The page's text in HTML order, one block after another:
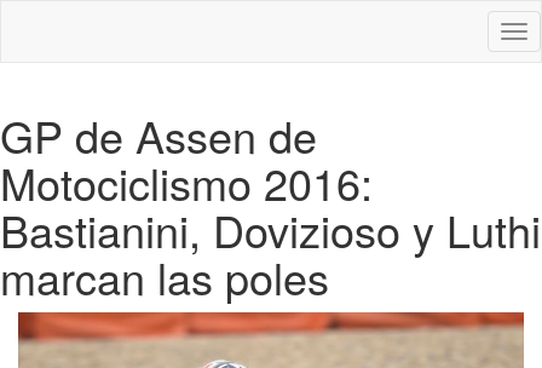
GP de Assen de
Motociclismo 2016:
Bastianini, Dovizioso y Luthi
marcan las poles